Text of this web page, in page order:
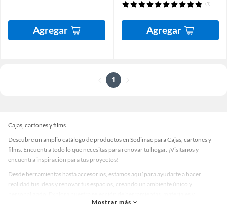
Agregar
(1)
Agregar
1
Cajas, cartones y films
Descubre un amplio catálogo de productos en Sodimac para Cajas, cartones y
films. Encuentra todo lo que necesitas para renovar tu hogar. ¡Visítanos y
encuentra inspiración para tus proyectos!
Desde herramientas hasta accesorios, estamos aquí para ayudarte a hacer
realidad tus ideas y renovar tus espacios, creando un ambiente único y
accesorios de calidad que te ayudarán a crear un espacio más tú.
Mostrar más